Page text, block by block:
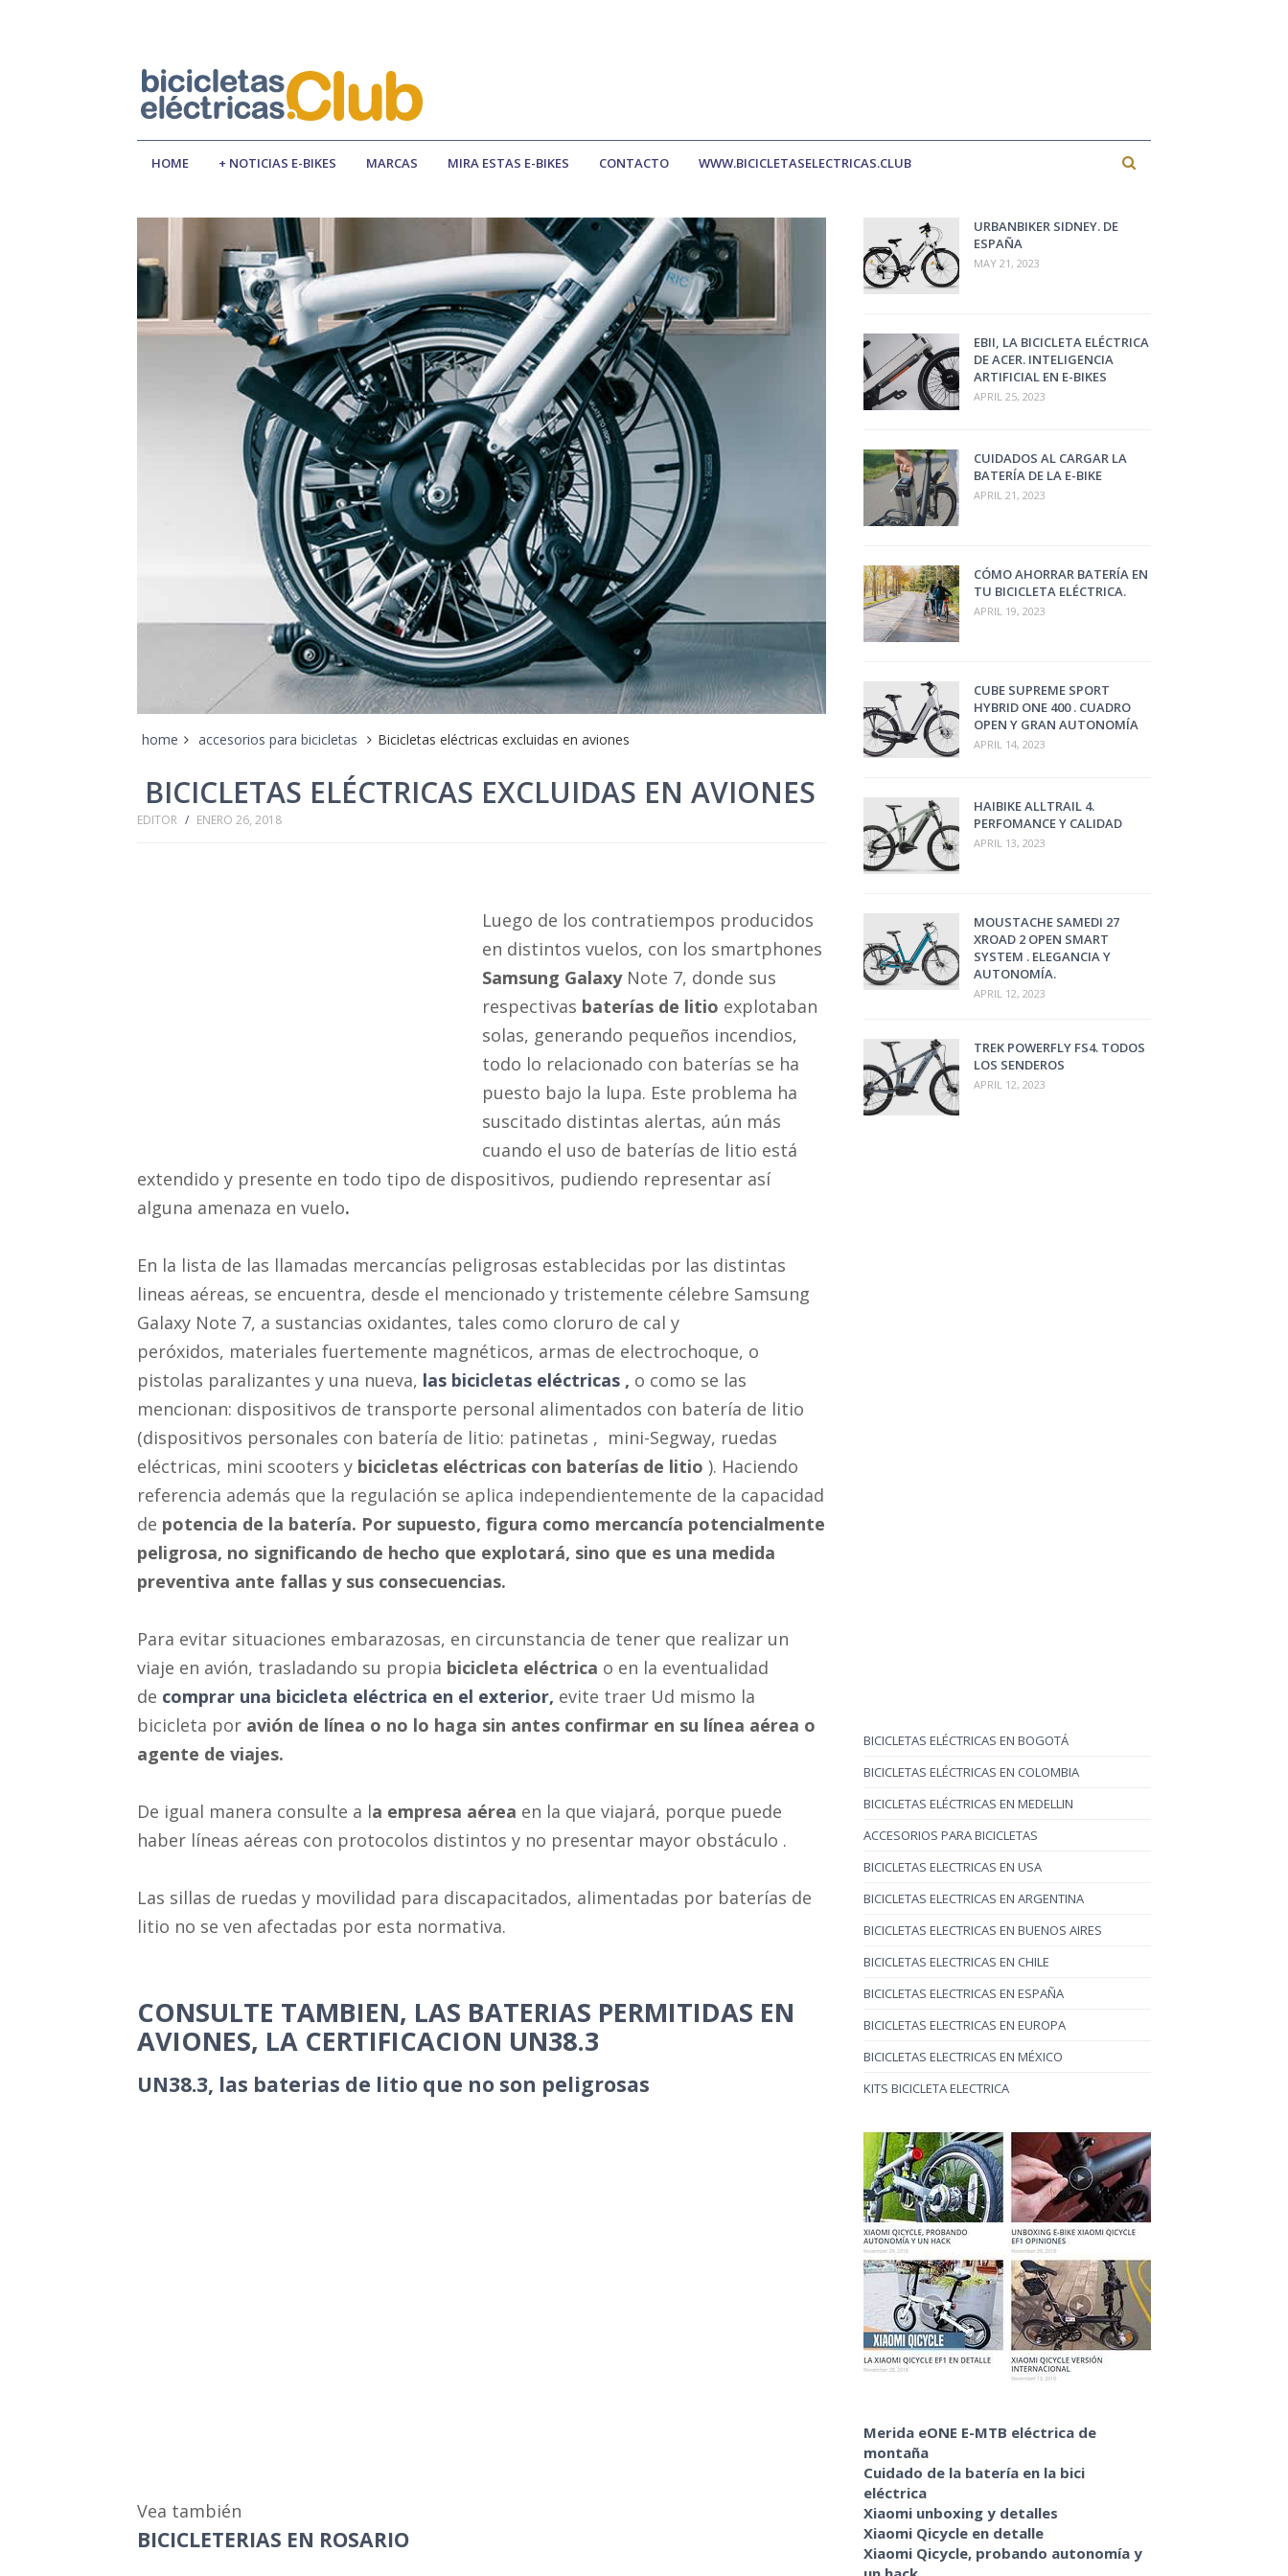
HOME + NOTICIAS E-BIKES MARCAS MIRA ESTAS E-BIKES CONTACTO WWW.BICICLETASELECTRICAS.CLUB
home accesorios para bicicletas Bicicletas eléctricas excluidas en aviones
BICICLETAS ELÉCTRICAS EXCLUIDAS EN AVIONES
EDITOR / ENERO 26, 2018
Luego de los contratiempos producidos
en distintos vuelos, con los smartphones
Samsung GalaxyNote 7, donde sus
respectivas baterías de litio explotaban
solas, generando pequeños incendios,
todo lo relacionado con baterías se ha
puesto bajo la lupa. Este problema ha
suscitado distintas alertas, aún más
cuando el uso de baterías de litio está
extendido y presente en todo tipo de dispositivos, pudiendo representar así
alguna amenaza en vuelo.
En la lista de las llamadas mercancías peligrosas establecidas por las distintas
lineas aéreas, se encuentra, desde el mencionado y tristemente célebre Samsung
Galaxy Note 7, a sustancias oxidantes, tales como cloruro de cal y
peróxidos, materiales fuertemente magnéticos, armas de electrochoque, o
pistolas paralizantes y una nueva, las bicicletas eléctricas , o como se las
mencionan: dispositivos de transporte personal alimentados con batería de litio
(dispositivos personales con batería de litio: patinetas , mini-Segway, ruedas
eléctricas, mini scooters y bicicletas eléctricas con baterías de litio ). Haciendo
referencia además que la regulación se aplica independientemente de la capacidad
de potencia de la batería. Por supuesto, figura como mercancía potencialmente
peligrosa, no significando de hecho que explotará, sino que es una medida
preventiva ante fallas y sus consecuencias.
Para evitar situaciones embarazosas, en circunstancia de tener que realizar un
viaje en avión, trasladando su propia bicicleta eléctrica o en la eventualidad
de comprar una bicicleta eléctrica en el exterior, evite traer Ud mismo la
bicicleta por avión de línea o no lo haga sin antes confirmar en su línea aérea o
agente de viajes.
De igual manera consulte a la empresa aérea en la que viajará, porque puede
haber líneas aéreas con protocolos distintos y no presentar mayor obstáculo .
Las sillas de ruedas y movilidad para discapacitados, alimentadas por baterías de
litio no se ven afectadas por esta normativa.
CONSULTE TAMBIEN, LAS BATERIAS PERMITIDAS EN
AVIONES, LA CERTIFICACION UN38.3
UN38.3, las baterias de litio que no son peligrosas
Vea también
BICICLETERIAS EN ROSARIO
URBANBIKER SIDNEY. DE
ESPAÑA
MAY 21, 2023
EBII, LA BICICLETA ELÉCTRICA
DE ACER. INTELIGENCIA
ARTIFICIAL EN E-BIKES
APRIL 25, 2023
CUIDADOS AL CARGAR LA
BATERÍA DE LA E-BIKE
APRIL 21, 2023
CÓMO AHORRAR BATERÍA EN
TU BICICLETA ELÉCTRICA.
APRIL 19, 2023
CUBE SUPREME SPORT
HYBRID ONE 400 . CUADRO
OPEN Y GRAN AUTONOMÍA
APRIL 14, 2023
HAIBIKE ALLTRAIL 4.
PERFOMANCE Y CALIDAD
APRIL 13, 2023
MOUSTACHE SAMEDI 27
XROAD 2 OPEN SMART
SYSTEM . ELEGANCIA Y
AUTONOMÍA.
APRIL 12, 2023
TREK POWERFLY FS4. TODOS
LOS SENDEROS
APRIL 12, 2023
BICICLETAS ELÉCTRICAS EN BOGOTÁ
BICICLETAS ELÉCTRICAS EN COLOMBIA
BICICLETAS ELÉCTRICAS EN MEDELLIN
ACCESORIOS PARA BICICLETAS
BICICLETAS ELECTRICAS EN USA
BICICLETAS ELECTRICAS EN ARGENTINA
BICICLETAS ELECTRICAS EN BUENOS AIRES
BICICLETAS ELECTRICAS EN CHILE
BICICLETAS ELECTRICAS EN ESPAÑA
BICICLETAS ELECTRICAS EN EUROPA
BICICLETAS ELECTRICAS EN MÉXICO
KITS BICICLETA ELECTRICA
Merida eONE E-MTB eléctrica de
montaña
Cuidado de la batería en la bici
eléctrica
Xiaomi unboxing y detalles
Xiaomi Qicycle en detalle
Xiaomi Qicycle, probando autonomía y